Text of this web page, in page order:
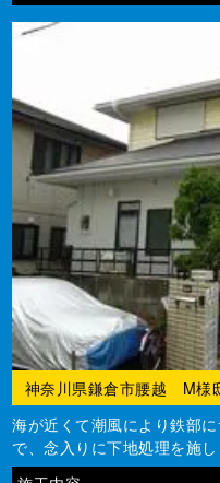
神奈川県鎌倉市腰越 M様
海が近くて潮風により鉄部
で、念入りに下地処理を施し